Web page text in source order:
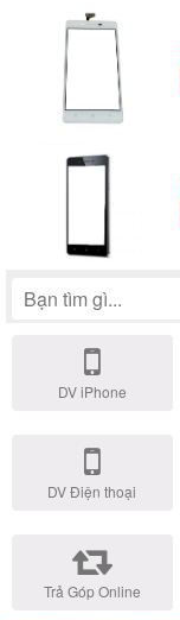
DV iPhone
DV Điện thoại
Trả Góp Online